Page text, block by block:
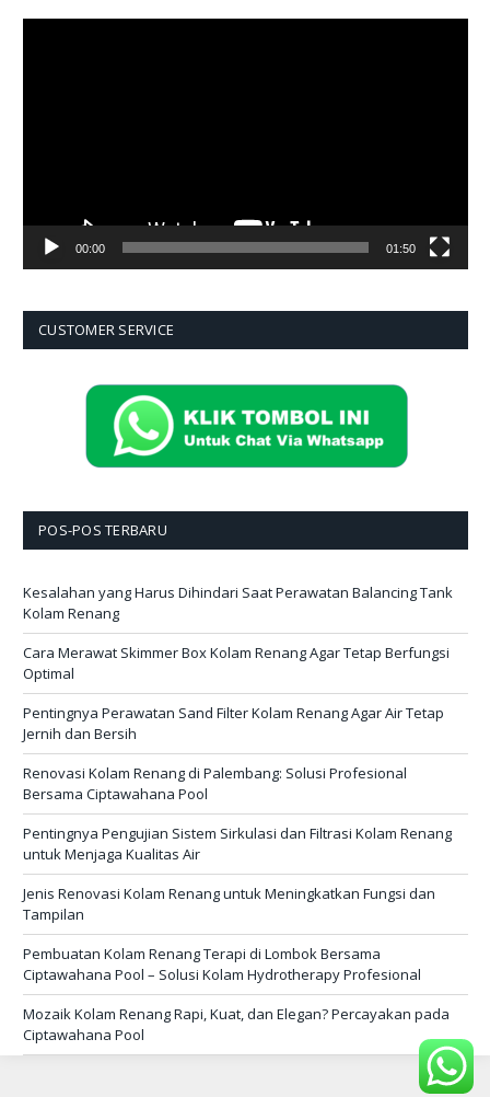
00:00 01:50
CUSTOMER SERVICE
POS-POS TERBARU
Kesalahan yang Harus Dihindari Saat Perawatan Balancing Tank
Kolam Renang
Cara Merawat Skimmer Box Kolam Renang Agar Tetap Berfungsi
Optimal
Pentingnya Perawatan Sand Filter Kolam Renang Agar Air Tetap
Jernih dan Bersih
Renovasi Kolam Renang di Palembang: Solusi Profesional
Bersama Ciptawahana Pool
Pentingnya Pengujian Sistem Sirkulasi dan Filtrasi Kolam Renang
untuk Menjaga Kualitas Air
Jenis Renovasi Kolam Renang untuk Meningkatkan Fungsi dan
Tampilan
Pembuatan Kolam Renang Terapi di Lombok Bersama
Ciptawahana Pool – Solusi Kolam Hydrotherapy Profesional
Mozaik Kolam Renang Rapi, Kuat, dan Elegan? Percayakan pada
Ciptawahana Pool